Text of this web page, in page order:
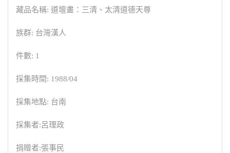
藏品名稱: 道壇畫：三清、太清道德天尊
族群: 台灣漢人
件數: 1
採集時間: 1988/04
採集地點: 台南
採集者:呂理政
捐贈者:張事民